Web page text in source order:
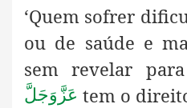
‘Quem sofrer
ou de saúde e
sem revelar
عَزَّوَجَلَّ tem o